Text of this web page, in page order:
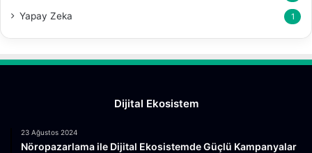
Yapay Zeka 1
Dijital Ekosistem
23 Ağustos 2024
Nöropazarlama ile Dijital Ekosistemde Güçlü Kampanyalar